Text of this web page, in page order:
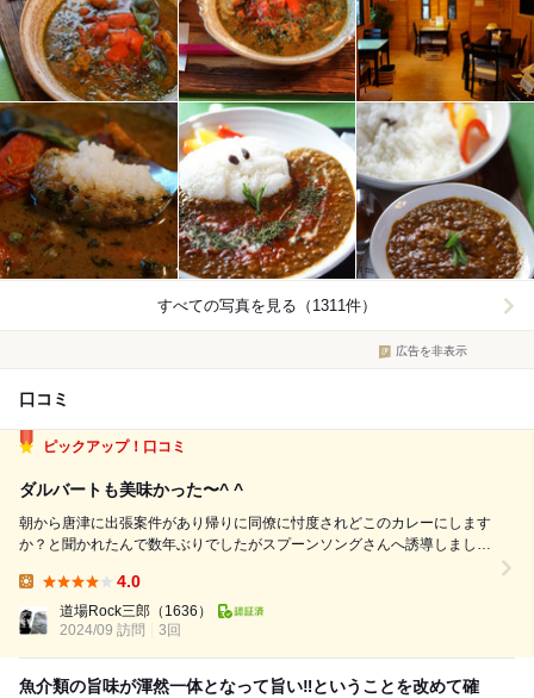
すべての写真を見る（1311件）
広告を非表示
口コミ
ピックアップ！口コミ
ダルバートも美味かった〜^ ^
朝から唐津に出張案件があり帰りに同僚に忖度されどこのカレーにします
か？と聞かれたんで数年ぶりでしたがスプーンソングさんへ誘導しまし
へ♪ メニューを見ると店主らしい南インドのココナッツのきいたフィッシ
ュカレーと真...
4.0
道場Rock三郎 （1636）
2024/09 訪問
3回
魚介類の旨味が渾然一体となって旨い‼️ということを改めて確